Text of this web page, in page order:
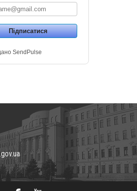
Підписатися
SendPulse